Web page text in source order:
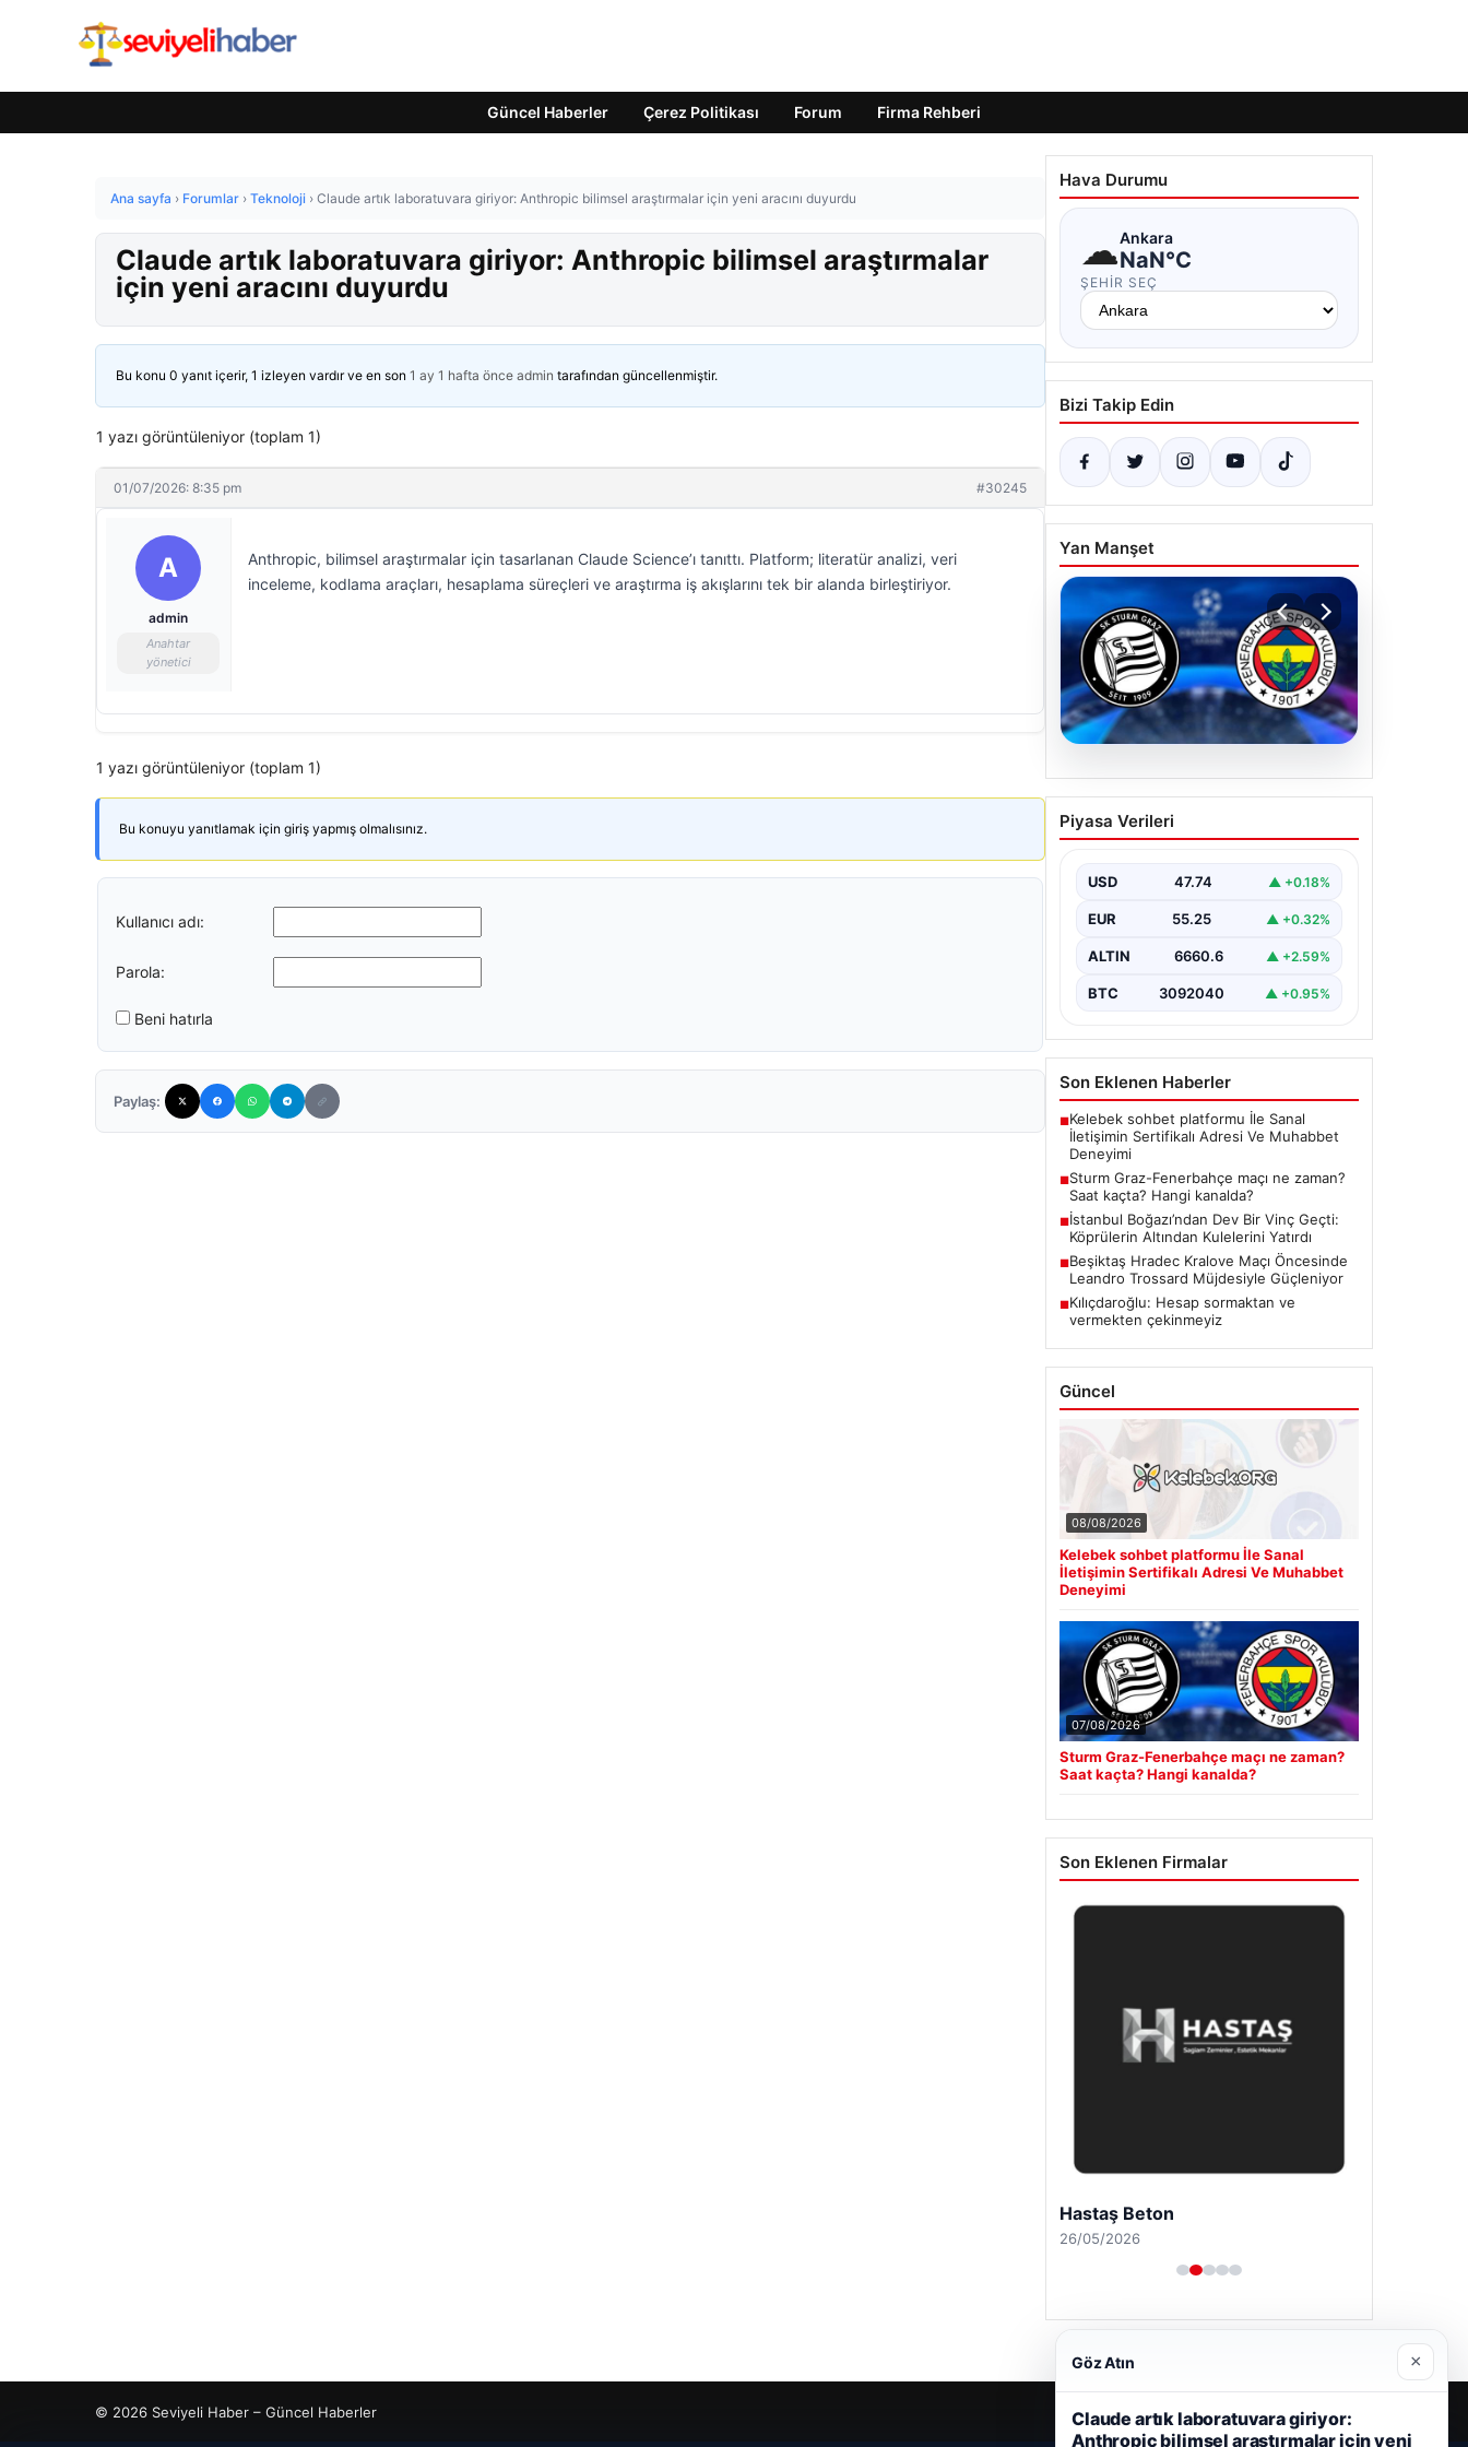
Güncel Haberler Çerez Politikası Forum Firma Rehberi
Ana sayfa › Forumlar › Teknoloji › Claude artık laboratuvara giriyor: Anthropic bilimsel araştırmalar için yeni aracını duyurdu
Claude artık laboratuvara giriyor: Anthropic bilimsel araştırmalar
için yeni aracını duyurdu
Bu konu 0 yanıt içerir, 1 izleyen vardır ve en son 1 ay 1 hafta önce admin tarafından güncellenmiştir.
1 yazı görüntüleniyor (toplam 1)
01/07/2026: 8:35 pm #30245
A
admin
Anahtar
yönetici
Anthropic, bilimsel araştırmalar için tasarlanan Claude Science’ı tanıttı. Platform; literatür analizi, veri
inceleme, kodlama araçları, hesaplama süreçleri ve araştırma iş akışlarını tek bir alanda birleştiriyor.
1 yazı görüntüleniyor (toplam 1)
Bu konuyu yanıtlamak için giriş yapmış olmalısınız.
Kullanıcı adı:
Parola:
Beni hatırla
Paylaş:
Hava Durumu
☁Ankara
NaN°C
ŞEHIR SEÇ
Bizi Takip Edin
Yan Manşet
07.08.2026
Sturm Graz-Fenerbahçe
maçı ne zaman? Saat
Piyasa Verileri
USD 47.74 ▲ +0.18%
EUR 55.25 ▲ +0.32%
ALTIN 6660.6 ▲ +2.59%
BTC 3092040 ▲ +0.95%
Son Eklenen Haberler
■Kelebek sohbet platformu İle Sanal
İletişimin Sertifikalı Adresi Ve Muhabbet
Deneyimi
■Sturm Graz-Fenerbahçe maçı ne zaman?
Saat kaçta? Hangi kanalda?
■İstanbul Boğazı’ndan Dev Bir Vinç Geçti:
Köprülerin Altından Kulelerini Yatırdı
■Beşiktaş Hradec Kralove Maçı Öncesinde
Leandro Trossard Müjdesiyle Güçleniyor
■Kılıçdaroğlu: Hesap sormaktan ve
vermekten çekinmeyiz
Güncel
08/08/2026
Kelebek sohbet platformu İle Sanal
İletişimin Sertifikalı Adresi Ve Muhabbet
Deneyimi
07/08/2026
Sturm Graz-Fenerbahçe maçı ne zaman?
Saat kaçta? Hangi kanalda?
Son Eklenen Firmalar
Hastaş Beton
26/05/2026
© 2026 Seviyeli Haber – Güncel Haberler
Göz Atın ×
Claude artık laboratuvara giriyor:
Anthropic bilimsel araştırmalar için yeni